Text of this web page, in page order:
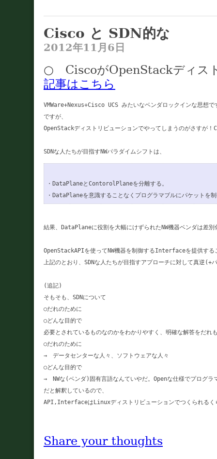
Cisco と SDN的な
2012年11月6日
○ CiscoがOpenStackディス
記事はこちら
VMWare+Nexus+Cisco UCS みたいなベンダロックインな思想で
ですが、
OpenStackディストリビューションでやってしまうのがさすが
・DataPlaneとContorolPlaneを分離する。
結果、DataPlaneに役割を大幅にけずられたNW機器ベンダは差
OpenStackAPIを使ってNW機器を制御するInterfaceを提供する
上記のとおり、SDNな人たちが目指すアプローチに対して真逆(+
(追記)
そもそも、SDNについて
○だれのために
○どんな目的で
必要とされているものなのかをわかりやすく、明確な解答をだれ
○だれのために
→　データセンターな人々、ソフトウェアな人々
○どんな目的で
→　NWな(ベンダ)固有言語なんていやだ。Openな仕様でプログラ
だと解釈しているので、
API,InterfaceはLinuxディストリビューションでつくられるく
Share your thoughts